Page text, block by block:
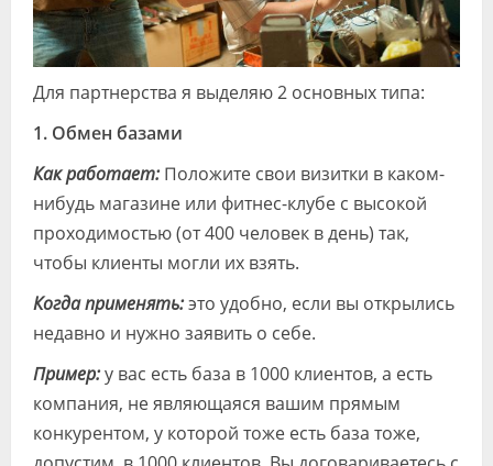
Для партнерства я выделяю 2 основных типа:
1. Обмен базами
Как работает:Положите свои визитки в каком-
нибудь магазине или фитнес-клубе с высокой
проходимостью (от 400 человек в день) так,
чтобы клиенты могли их взять.
Когда применять:это удобно, если вы открылись
недавно и нужно заявить о себе.
Пример:у вас есть база в 1000 клиентов, а есть
компания, не являющаяся вашим прямым
конкурентом, у которой тоже есть база тоже,